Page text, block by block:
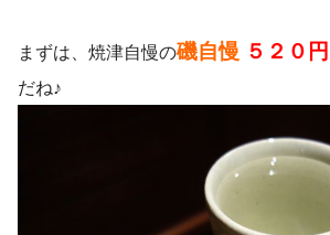
まずは、焼津自慢の磯自慢 ５２０円
だね♪